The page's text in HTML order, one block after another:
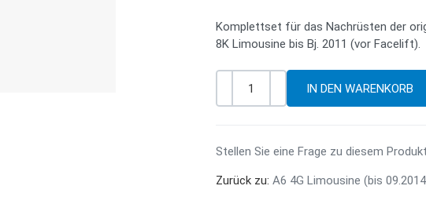
Komplettset für das Nachrüsten der
8K Limousine bis Bj. 2011 (vor Facelift).
Stellen Sie eine Frage zu diesem Produkt
Zurück zu: A6 4G Limousine (bis